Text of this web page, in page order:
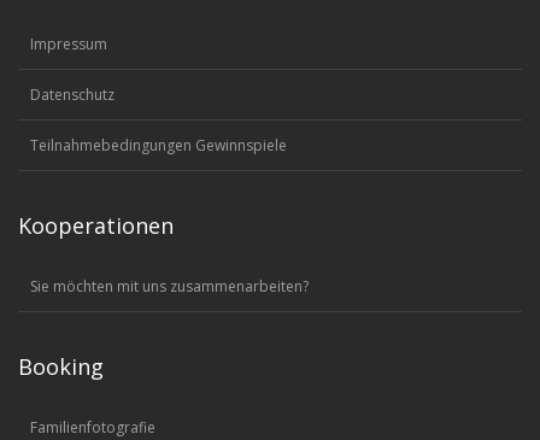
Impressum
Datenschutz
Teilnahmebedingungen Gewinnspiele
Kooperationen
Sie möchten mit uns zusammenarbeiten?
Booking
Familienfotografie